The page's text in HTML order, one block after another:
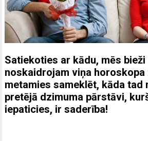
Satiekoties ar kādu, mēs bieži
noskaidrojam viņa horoskopa
metamies sameklēt, kāda tad
pretējā dzimuma pārstāvi,
iepaticies, ir saderība!